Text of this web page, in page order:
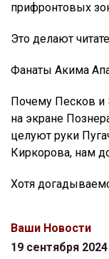
прифронтовых
Это делают
Фанаты Акима
Почему Песков и
на экране
целуют руки
Киркорова, нам
Хотя
Ваши Новости
19 сентября 2024